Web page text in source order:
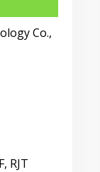
Co.,
RJT